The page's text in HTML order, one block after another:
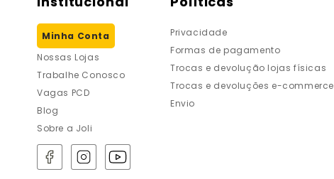
Minha Conta
Nossas Lojas
Trabalhe Conosco
Vagas PCD
Blog
Sobre a Joli
Privacidade
Formas de pagamento
Trocas e devolução lojas físicas
Trocas e devoluções e-commerce
Envio